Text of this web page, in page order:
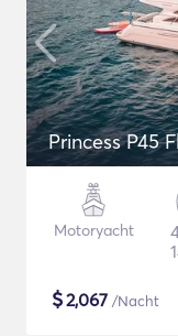
Princess P45
Motoryacht
$2,067 /Nacht